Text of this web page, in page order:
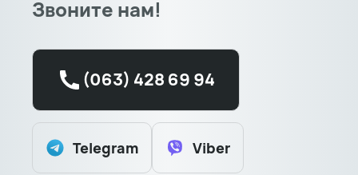
Звоните нам!
(063) 428 69 94
Telegram Viber